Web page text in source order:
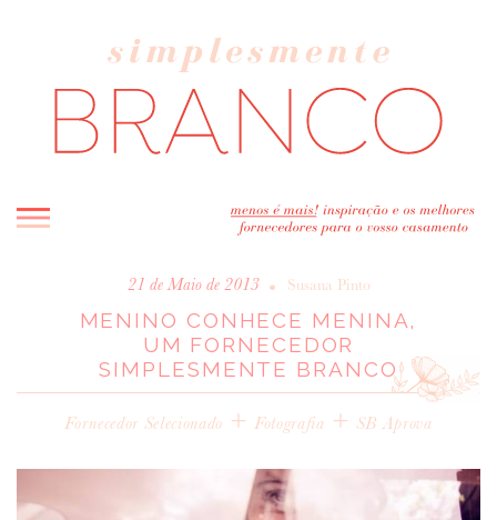
INICIO
BLOG
MELHOR INSPIRAÇÃO
REAL WEDDINGS & EDITORIAIS
FORNECEDORES RECOMENDADOS
21 de Maio de 2013 • Susana Pinto
MENINO CONHECE MENINA,
UM FORNECEDOR
SIMPLESMENTE BRANCO
Fornecedor Selecionado + Fotografia + SB Aprova